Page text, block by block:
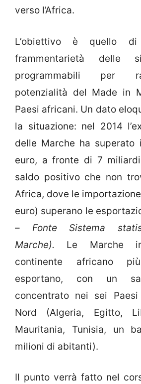
verso l’Africa.
L’obiettivo è quello
frammentarietà delle
programmabili per
potenzialità del Made in
Paesi africani. Un dato
la situazione: nel 2014
delle Marche ha
euro, a fronte di 7
saldo positivo che non
Africa, dove le
euro) superano le
– Fonte Sistema
Marche). Le Marche
continente africano
esportano, con un
concentrato nei sei Paesi
Nord (Algeria, Egitto,
Mauritania, Tunisia, un
milioni di abitanti).
Il punto verrà fatto nel